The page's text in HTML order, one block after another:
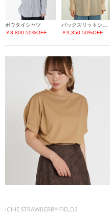
ボウタイシャツ
￥8,800 50%OFF
バックスリットシアーシャツ
￥9,350 50%OFF
ICHIE STRAWBERRY-FIELDS